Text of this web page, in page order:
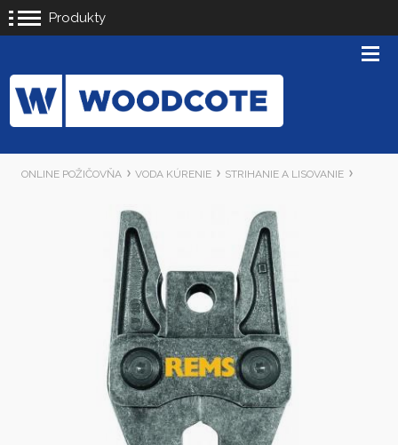
Produkty
ONLINE POŽIČOVŇA VODA KÚRENIE STRIHANIE A LISOVANIE